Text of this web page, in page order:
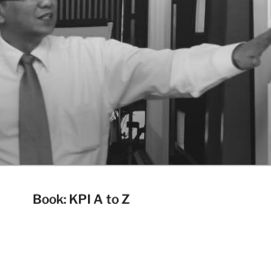
Book: KPI A to Z